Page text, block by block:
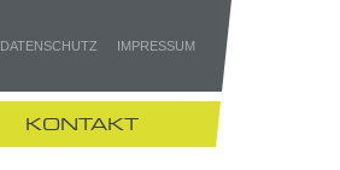
DATENSCHUTZ IMPRESSUM
KONTAKT